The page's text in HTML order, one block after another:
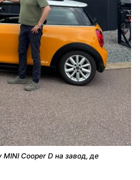
Cooper D на завод, де